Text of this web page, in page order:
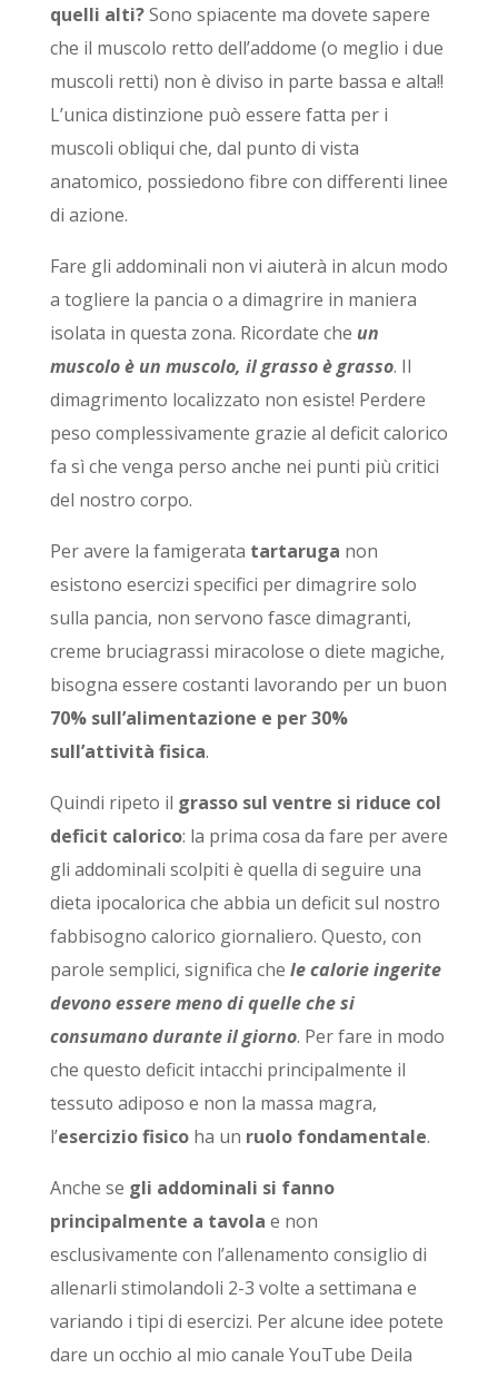
quelli alti?Sono spiacente ma dovete sapere
che il muscolo retto dell’addome (o meglio i due
muscoli retti) non è diviso in parte bassa e alta!!
L’unica distinzione può essere fatta per i
muscoli obliqui che, dal punto di vista
anatomico, possiedono fibre con differenti linee
di azione.
Fare gli addominali non vi aiuterà in alcun modo
a togliere la pancia o a dimagrire in maniera
isolata in questa zona. Ricordate che un
muscolo è un muscolo, il grasso è grasso. Il
dimagrimento localizzato non esiste! Perdere
peso complessivamente grazie al deficit calorico
fa sì che venga perso anche nei punti più critici
del nostro corpo.
Per avere la famigerata tartaruga non
esistono esercizi specifici per dimagrire solo
sulla pancia, non servono fasce dimagranti,
creme bruciagrassi miracolose o diete magiche,
bisogna essere costanti lavorando per un buon
70% sull’alimentazione e per 30%
sull’attività fisica.
Quindi ripeto il grasso sul ventre si riduce col
deficit calorico: la prima cosa da fare per avere
gli addominali scolpiti è quella di seguire una
dieta ipocalorica che abbia un deficit sul nostro
fabbisogno calorico giornaliero. Questo, con
parole semplici, significa che le calorie ingerite
devono essere meno di quelle che si
consumano durante il giorno. Per fare in modo
che questo deficit intacchi principalmente il
tessuto adiposo e non la massa magra,
l’esercizio fisicoha un ruolo fondamentale.
Anche se gli addominali si fanno
principalmente a tavola e non
esclusivamente con l’allenamento consiglio di
allenarli stimolandoli 2-3 volte a settimana e
variando i tipi di esercizi. Per alcune idee potete
dare un occhio al mio canale YouTube Deila